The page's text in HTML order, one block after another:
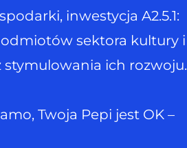
inwestycja A2.5.1:
sektora kultury i
stymulowania ich rozwoju.
Twoja Pepi jest OK –